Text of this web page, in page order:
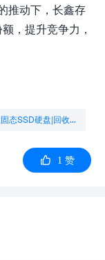
推动下，长鑫存
，提升竞争力，
回收显卡|二手服务器回收|回收笔记本电脑|回收固态SSD硬盘|回收服务器
1 赞